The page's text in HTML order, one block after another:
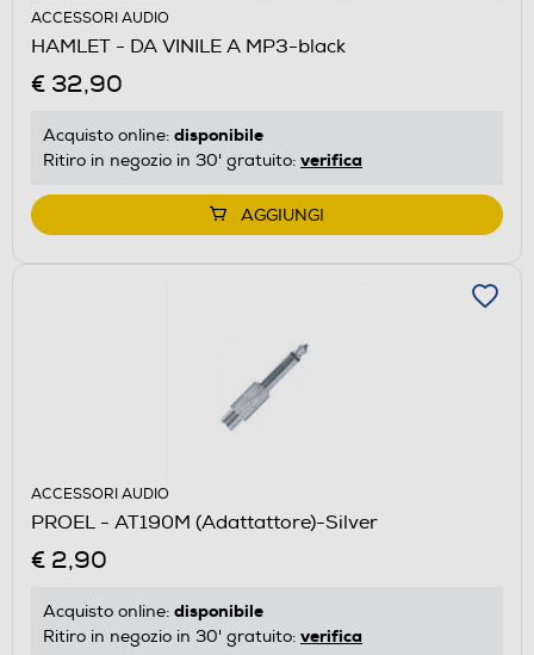
ACCESSORI AUDIO
HAMLET - DA VINILE A MP3-black
€ 32,90
Acquisto online: disponibile
Ritiro in negozio in 30' gratuito: verifica
AGGIUNGI
ACCESSORI AUDIO
PROEL - AT190M (Adattattore)-Silver
€ 2,90
Acquisto online: disponibile
Ritiro in negozio in 30' gratuito: verifica